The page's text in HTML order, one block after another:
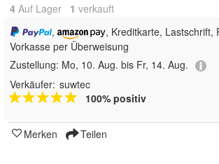
4 Auf Lager 1 verkauft
,
, Kreditkarte, Lastschrift,
Vorkasse per Überweisung
Zustellung: Mo, 10. Aug. bis Fr, 14. Aug.
Verkäufer: suwtec
100% positiv
Merken Teilen